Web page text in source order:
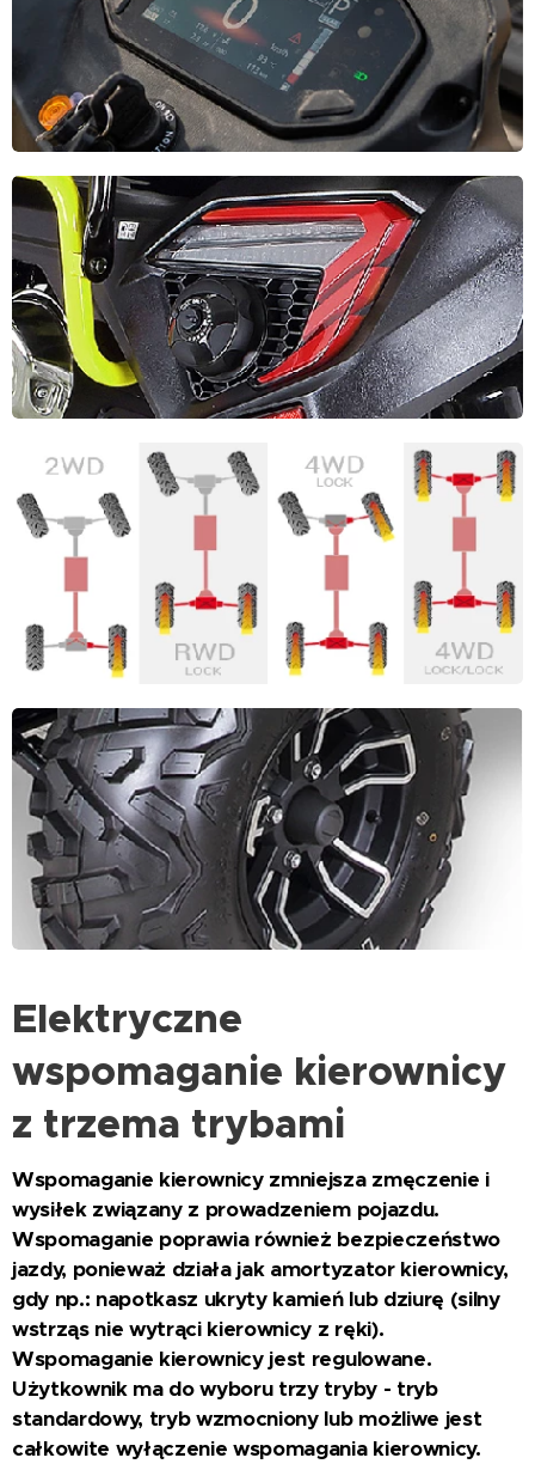
Elektryczne
wspomaganie kierownicy
z trzema trybami
Wspomaganie kierownicy zmniejsza zmęczenie i
wysiłek związany z prowadzeniem pojazdu.
Wspomaganie poprawia również bezpieczeństwo
jazdy, ponieważ działa jak amortyzator kierownicy,
gdy np.: napotkasz ukryty kamień lub dziurę (silny
wstrząs nie wytrąci kierownicy z ręki).
Wspomaganie kierownicy jest regulowane.
Użytkownik ma do wyboru trzy tryby - tryb
standardowy, tryb wzmocniony lub możliwe jest
całkowite wyłączenie wspomagania kierownicy.